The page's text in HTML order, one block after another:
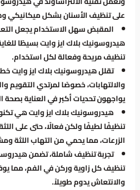
على تنظيف الأسنان بشكل ميكانيكي
المقبض سهل الاستخدام يجعل
هيدروسونيك بلاك ايز وايت بسيطًا
تنظيف مريحة وفعالة لكل استخدام.
تقلل هيدروسونيك بلاك ايز وايت
والالتهابات، خصوصًا لمرتدي التقويم
يواجهون تحديات أكبر في العناية بصحة
هيدروسونيك بلاك ايز وايت هي
تنظيفًا لطيفًا ولكن فعالًا، حتى على
الزرعات، مما يحمي من التهاب اللثة
تجربة تنظيف شاملة، تضمن
تنظيف كل زاوية وركن في الفم، مما
والانتعاش يدوم طويلاً.